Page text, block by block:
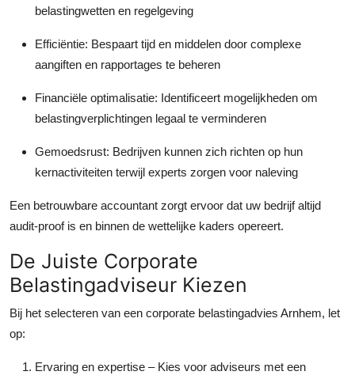
belastingwetten en regelgeving
Efficiëntie: Bespaart tijd en middelen door complexe
aangiften en rapportages te beheren
Financiële optimalisatie: Identificeert mogelijkheden om
belastingverplichtingen legaal te verminderen
Gemoedsrust: Bedrijven kunnen zich richten op hun
kernactiviteiten terwijl experts zorgen voor naleving
Een betrouwbare accountant zorgt ervoor dat uw bedrijf altijd
audit-proof is en binnen de wettelijke kaders opereert.
De Juiste Corporate
Belastingadviseur Kiezen
Bij het selecteren van een corporate belastingadvies Arnhem, let
op:
Ervaring en expertise – Kies voor adviseurs met een